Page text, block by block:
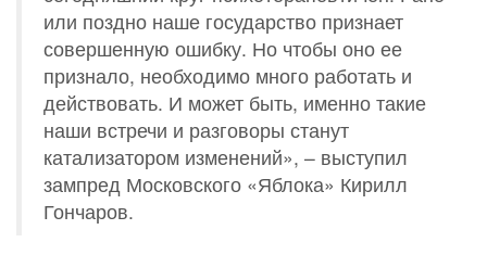
или поздно наше государство признает
совершенную ошибку. Но чтобы оно ее
признало, необходимо много работать и
действовать. И может быть, именно такие
наши встречи и разговоры станут
катализатором изменений», – выступил
зампред Московского «Яблока» Кирилл
Гончаров.